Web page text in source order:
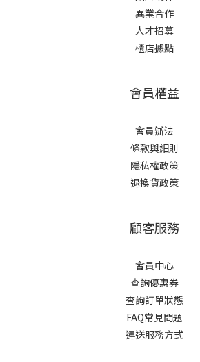
異業合作
人才招募
櫃店據點
會員權益
會員辦法
條款與細則
隱私權政策
退換貨政策
顧客服務
會員中心
查詢優惠券
查詢訂單狀態
FAQ常見問題
運送服務方式